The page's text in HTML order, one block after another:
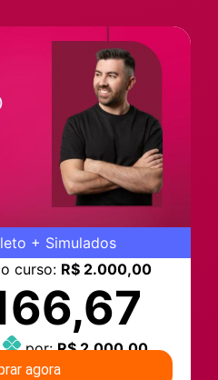
+ Simulados
curso: R$ 2.000,00
por:R$ 2.000,00
agora